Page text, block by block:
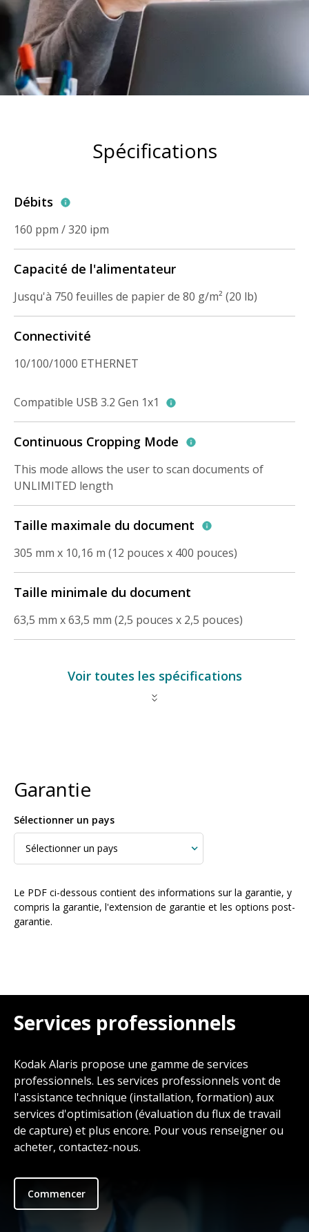
Spécifications
Débits
160 ppm / 320 ipm
Capacité de l'alimentateur
Jusqu'à 750 feuilles de papier de 80 g/m² (20 lb)
Connectivité
10/100/1000 ETHERNET
Compatible USB 3.2 Gen 1x1
Continuous Cropping Mode
This mode allows the user to scan documents of
UNLIMITED length
Taille maximale du document
305 mm x 10,16 m (12 pouces x 400 pouces)
Taille minimale du document
63,5 mm x 63,5 mm (2,5 pouces x 2,5 pouces)
Voir toutes les spécifications
Garantie
Sélectionner un pays
Le PDF ci-dessous contient des informations sur la garantie, y
compris la garantie, l'extension de garantie et les options post-
garantie.
Services professionnels
Kodak Alaris propose une gamme de services
professionnels. Les services professionnels vont de
l'assistance technique (installation, formation) aux
services d'optimisation (évaluation du flux de travail
de capture) et plus encore. Pour vous renseigner ou
acheter, contactez-nous.
Commencer